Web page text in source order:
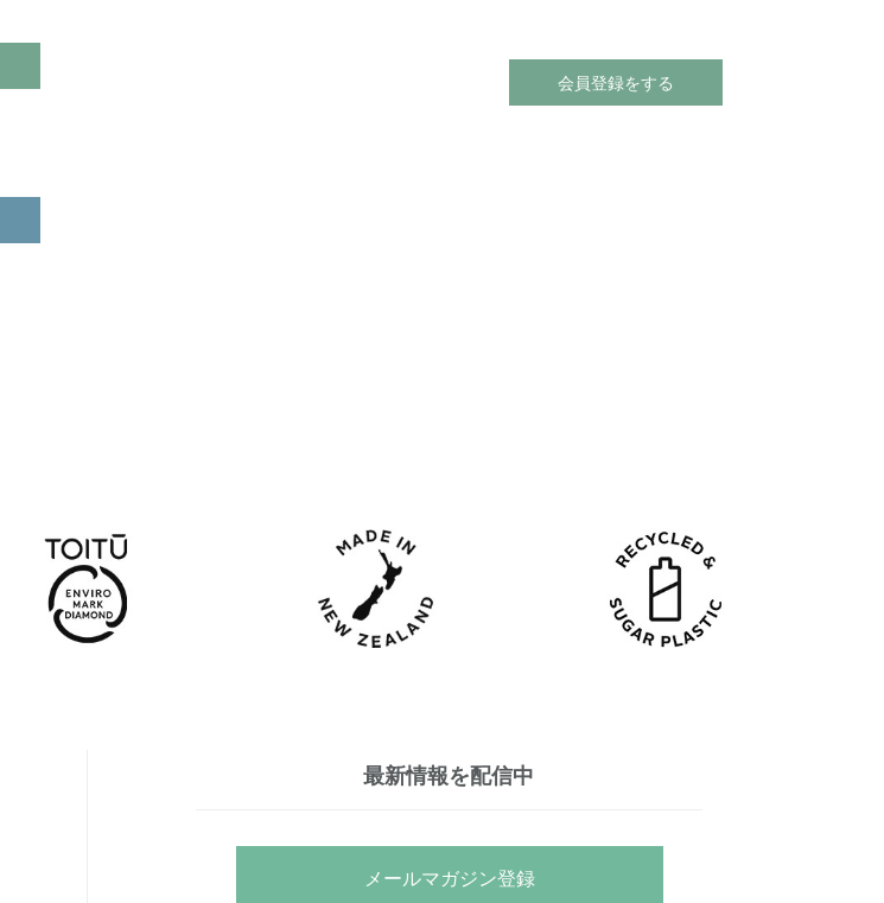
会員登録をする
最新情報を配信中
メールマガジン登録